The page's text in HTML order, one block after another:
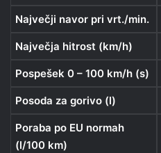
Največji navor pri vrt./min.
Največja hitrost (km/h)
Pospešek 0 – 100 km/h (s)
Posoda za gorivo (l)
Poraba po EU normah
(l/100 km)